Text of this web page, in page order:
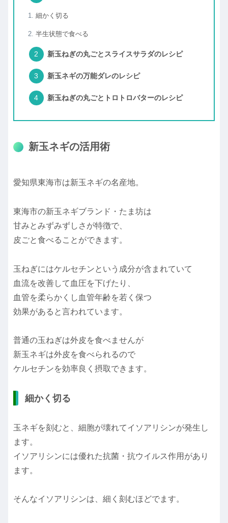
細かく切る
半生状態で食べる
新玉ねぎの丸ごとスライスサラダのレシピ
新玉ネギの万能ダレのレシピ
新玉ねぎの丸ごとトロトロバターのレシピ
新玉ネギの活用術
愛知県東海市は新玉ネギの名産地。
東海市の新玉ネギブランド・たま坊は
甘みとみずみずしさが特徴で、
皮ごと食べることができます。
玉ねぎにはケルセチンという成分が含まれていて
血流を改善して血圧を下げたり、
血管を柔らかくし血管年齢を若く保つ
効果があると言われています。
普通の玉ねぎは外皮を食べませんが
新玉ネギは外皮を食べられるので
ケルセチンを効率良く摂取できます。
細かく切る
玉ネギを刻むと、細胞が壊れてイソアリシンが発生し
ます。
イソアリシンには優れた抗菌・抗ウイルス作用があり
ます。
そんなイソアリシンは、細く刻むほどでます。